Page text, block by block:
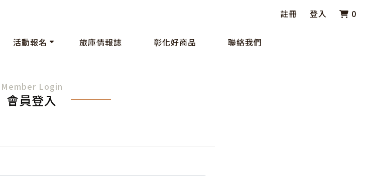
註冊 登入 0
活動報名 旅庫情報誌 彰化好商品 聯絡我們
Member Login
會員登入